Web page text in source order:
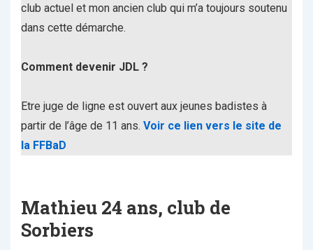
club actuel et mon ancien club qui m’a toujours soutenu
dans cette démarche.
Comment devenir JDL ?
Etre juge de ligne est ouvert aux jeunes badistes à
partir de l’âge de 11 ans. Voir ce lien vers le site de
la FFBaD
Mathieu 24 ans, club de
Sorbiers